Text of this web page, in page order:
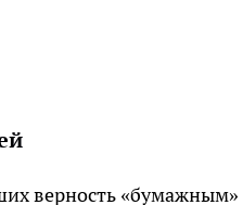
верность «бумажным»